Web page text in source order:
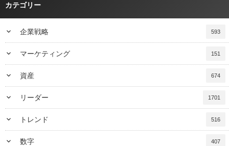
カテゴリー
keyboard_arrow_down 企業戦略 593
keyboard_arrow_down マーケティング 151
keyboard_arrow_down 資産 674
keyboard_arrow_down リーダー 1701
keyboard_arrow_down トレンド 516
keyboard_arrow_down 数字 407